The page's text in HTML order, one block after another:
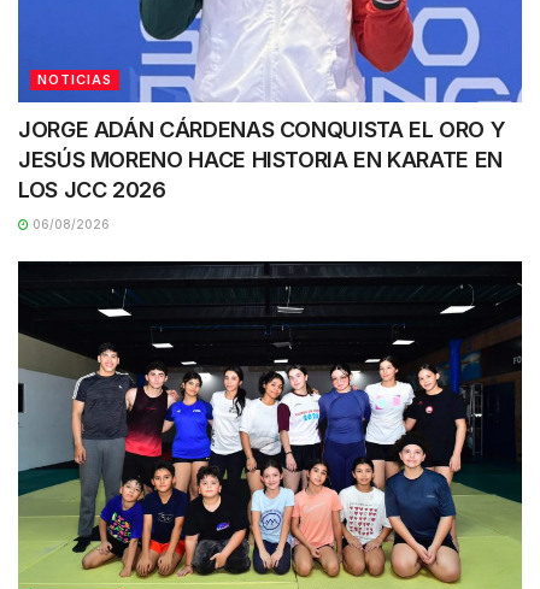
NOTICIAS
JORGE ADÁN CÁRDENAS CONQUISTA EL ORO Y
JESÚS MORENO HACE HISTORIA EN KARATE EN
LOS JCC 2026
06/08/2026